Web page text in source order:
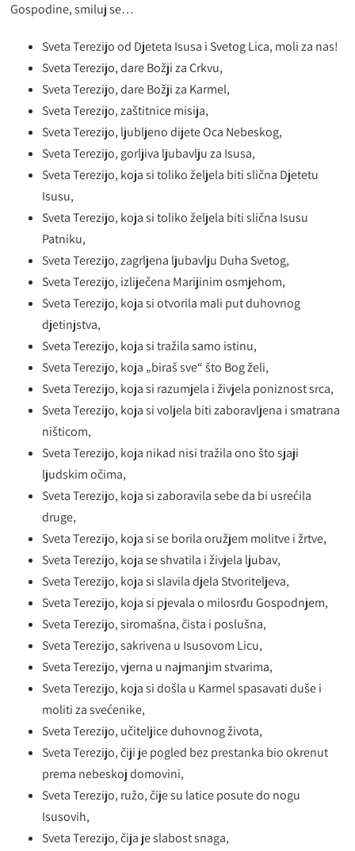
Gospodine, smiluj se…
Sveta Terezijo od Djeteta Isusa i Svetog Lica, moli za nas!
Sveta Terezijo, dare Božji za Crkvu,
Sveta Terezijo, dare Božji za Karmel,
Sveta Terezijo, zaštitnice misija,
Sveta Terezijo, ljubljeno dijete Oca Nebeskog,
Sveta Terezijo, gorljiva ljubavlju za Isusa,
Sveta Terezijo, koja si toliko željela biti slična Djetetu
Isusu,
Sveta Terezijo, koja si toliko željela biti slična Isusu
Patniku,
Sveta Terezijo, zagrljena ljubavlju Duha Svetog,
Sveta Terezijo, izliječena Marijinim osmjehom,
Sveta Terezijo, koja si otvorila mali put duhovnog
djetinjstva,
Sveta Terezijo, koja si tražila samo istinu,
Sveta Terezijo, koja „biraš sve“ što Bog želi,
Sveta Terezijo, koja si razumjela i živjela poniznost srca,
Sveta Terezijo, koja si voljela biti zaboravljena i smatrana
ništicom,
Sveta Terezijo, koja nikad nisi tražila ono što sjaji
ljudskim očima,
Sveta Terezijo, koja si zaboravila sebe da bi usrećila
druge,
Sveta Terezijo, koja si se borila oružjem molitve i žrtve,
Sveta Terezijo, koja se shvatila i živjela ljubav,
Sveta Terezijo, koja si slavila djela Stvoriteljeva,
Sveta Terezijo, koja si pjevala o milosrđu Gospodnjem,
Sveta Terezijo, siromašna, čista i poslušna,
Sveta Terezijo, sakrivena u Isusovom Licu,
Sveta Terezijo, vjerna u najmanjim stvarima,
Sveta Terezijo, koja si došla u Karmel spasavati duše i
moliti za svećenike,
Sveta Terezijo, učiteljice duhovnog života,
Sveta Terezijo, čiji je pogled bez prestanka bio okrenut
prema nebeskoj domovini,
Sveta Terezijo, ružo, čije su latice posute do nogu
Isusovih,
Sveta Terezijo, čija je slabost snaga,